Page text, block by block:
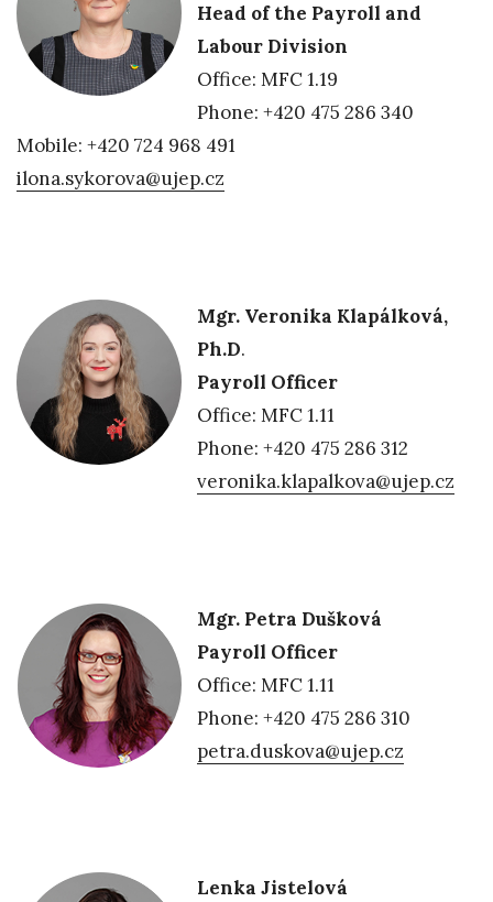
Head of the Payroll and
Labour Division
Office: MFC 1.19
Phone: +420 475 286 340
Mobile: +420 724 968 491
ilona.sykorova@ujep.cz
Mgr. Veronika Klapálková,
Ph.D.
Payroll Officer
Office: MFC 1.11
Phone: +420 475 286 312
veronika.klapalkova@ujep.cz
Mgr. Petra Dušková
Payroll Officer
Office: MFC 1.11
Phone: +420 475 286 310
petra.duskova@ujep.cz
Lenka Jistelová